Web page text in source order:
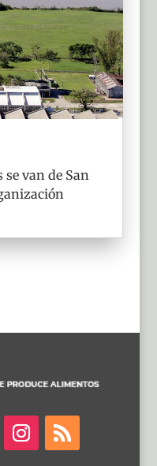
van de San